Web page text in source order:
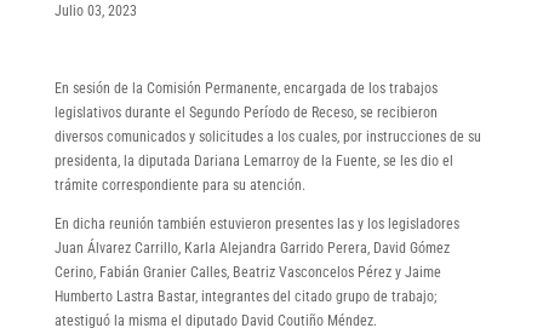
Julio 03, 2023
En sesión de la Comisión Permanente, encargada de los trabajos
legislativos durante el Segundo Período de Receso, se recibieron
diversos comunicados y solicitudes a los cuales, por instrucciones de su
presidenta, la diputada Dariana Lemarroy de la Fuente, se les dio el
trámite correspondiente para su atención.
En dicha reunión también estuvieron presentes las y los legisladores
Juan Álvarez Carrillo, Karla Alejandra Garrido Perera, David Gómez
Cerino, Fabián Granier Calles, Beatriz Vasconcelos Pérez y Jaime
Humberto Lastra Bastar, integrantes del citado grupo de trabajo;
atestiguó la misma el diputado David Coutiño Méndez.